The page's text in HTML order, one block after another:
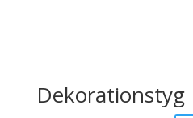
Dekorationstyg